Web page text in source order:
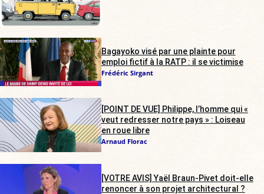
Bagayoko visé par une plainte pour
emploi fictif à la RATP : il se victimise
Frédéric Sirgant
[POINT DE VUE] Philippe, l’homme qui «
veut redresser notre pays » : Loiseau
en roue libre
Arnaud Florac
[VOTRE AVIS] Yaël Braun-Pivet doit-elle
renoncer à son projet architectural ?